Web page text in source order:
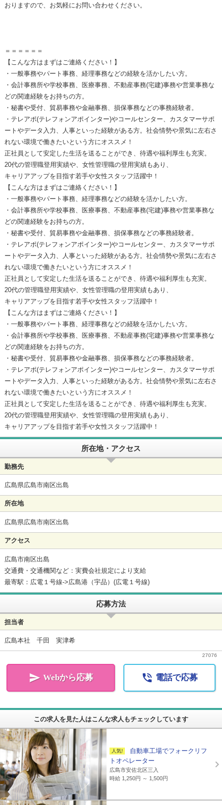
おりますので、お気軽にお問い合わせください。
＝＝＝＝＝＝
【こんな方はまずはご連絡ください！】
・一般事務やパート事務、経理事務などの経験を活かしたい方。
・会計事務所や学校事務、医療事務、不動産事務(宅建)事務や営業事務な
どの関連経験をお持ちの方。
・秘書や受付、貿易事務や金融事務、損保事務などの事務経験者。
・テレアポ(テレフォンアポインター)やコールセンター、カスタマーサポ
ートやデータ入力、人事といった経験がある方。社会情勢や景気に左右さ
れない環境で働きたいという方にオススメ！
正社員として安定した生活を送ることができ、待遇や福利厚生も充実。
20代の管理職登用実績や、女性管理職の登用実績もあり、
キャリアアップを目指す若手や女性スタッフ活躍中！
【こんな方はまずはご連絡ください！】
・一般事務やパート事務、経理事務などの経験を活かしたい方。
・会計事務所や学校事務、医療事務、不動産事務(宅建)事務や営業事務な
どの関連経験をお持ちの方。
・秘書や受付、貿易事務や金融事務、損保事務などの事務経験者。
・テレアポ(テレフォンアポインター)やコールセンター、カスタマーサポ
ートやデータ入力、人事といった経験がある方。社会情勢や景気に左右さ
れない環境で働きたいという方にオススメ！
正社員として安定した生活を送ることができ、待遇や福利厚生も充実。
20代の管理職登用実績や、女性管理職の登用実績もあり、
キャリアアップを目指す若手や女性スタッフ活躍中！
【こんな方はまずはご連絡ください！】
・一般事務やパート事務、経理事務などの経験を活かしたい方。
・会計事務所や学校事務、医療事務、不動産事務(宅建)事務や営業事務な
どの関連経験をお持ちの方。
・秘書や受付、貿易事務や金融事務、損保事務などの事務経験者。
・テレアポ(テレフォンアポインター)やコールセンター、カスタマーサポ
ートやデータ入力、人事といった経験がある方。社会情勢や景気に左右さ
れない環境で働きたいという方にオススメ！
正社員として安定した生活を送ることができ、待遇や福利厚生も充実。
20代の管理職登用実績や、女性管理職の登用実績もあり、
キャリアアップを目指す若手や女性スタッフ活躍中！
所在地・アクセス
勤務先
広島県広島市南区出島
所在地
広島県広島市南区出島
アクセス
広島市南区出島
交通費・交通機関など：実費会社規定により支給
最寄駅：広電１号線->広島港（宇品）(広電１号線)
応募方法
担当者
広島本社 千田 実津希
27076
 Webから応募  電話で応募
この求人を見た人はこんな求人もチェックしています
自動車工場でフォークリフ
トオペレーター
広島市安佐北区三入
時給 1,250円 ～ 1,500円